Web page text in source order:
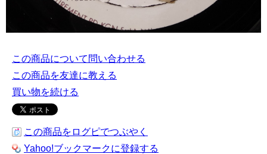
この商品について問い合わせる
この商品を友達に教える
買い物を続ける
この商品をログピでつぶやく
Yahoo!ブックマークに登録する